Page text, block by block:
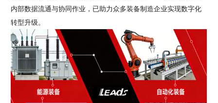
内部数据流通与协同作业，已助力众多装备制造企业实现数字化
转型升级。